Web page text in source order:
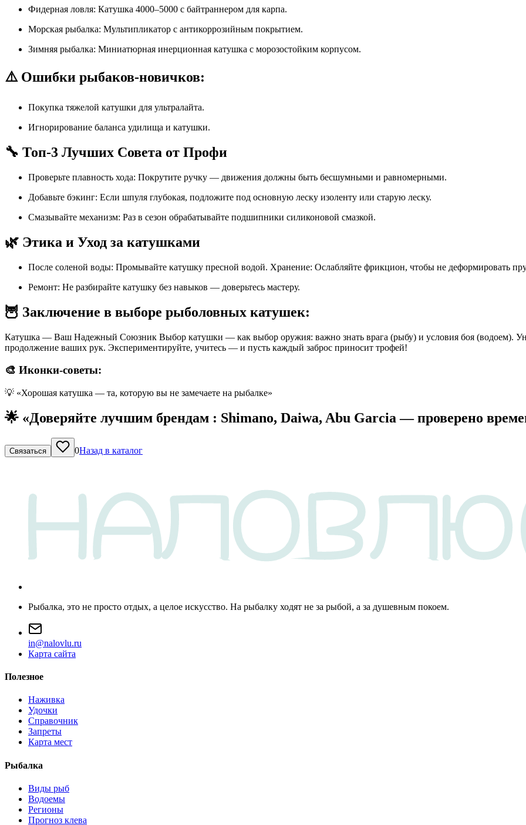
Фидерная ловля: Катушка 4000–5000 с байтраннером для карпа.
Морская рыбалка: Мультипликатор с антикоррозийным покрытием.
Зимняя рыбалка: Миниатюрная инерционная катушка с морозостойким корпусом.
⚠️ Ошибки рыбаков-новичков:
Покупка тяжелой катушки для ультралайта.
Игнорирование баланса удилища и катушки.
🔧 Топ-3 Лучших Совета от Профи
Проверьте плавность хода: Покрутите ручку — движения должны быть бесшумными и равномерными.
Добавьте бэкинг: Если шпуля глубокая, подложите под основную леску изоленту или старую леску.
Смазывайте механизм: Раз в сезон обрабатывайте подшипники силиконовой смазкой.
🌿 Этика и Уход за катушками
После соленой воды: Промывайте катушку пресной водой. Хранение: Ослабляйте фрикцион, чтобы не деформировать
Ремонт: Не разбирайте катушку без навыков — доверьтесь мастеру.
🦉 Заключение в выборе рыболовных катушек:
Катушка — Ваш Надежный Союзник Выбор катушки — как выбор оружия: важно знать врага (рыбу) и условия боя (водоем).
продолжение ваших рук. Экспериментируйте, учитесь — и пусть каждый заброс приносит трофей!
🎨 Иконки-советы:
💡 «Хорошая катушка — та, которую вы не замечаете на рыбалке»
🌟 «Доверяйте лучшим брендам : Shimano, Daiwa, Abu Garcia — проверено
Связаться 0Назад в каталог
Рыбалка, это не просто отдых, а целое искусство. На рыбалку ходят не за рыбой, а за душевным покоем.
in@nalovlu.ru
Карта сайта
Полезное
Наживка
Удочки
Справочник
Запреты
Карта мест
Рыбалка
Виды рыб
Водоемы
Регионы
Прогноз клева